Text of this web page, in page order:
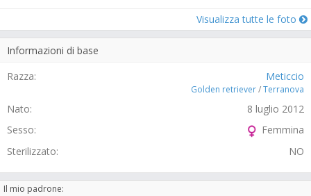
Visualizza tutte le foto
Informazioni di base
Razza:
Meticcio
Golden retriever/Terranova
Nato:
8 luglio 2012
Sesso:
Femmina
Sterilizzato:
NO
Il mio padrone: